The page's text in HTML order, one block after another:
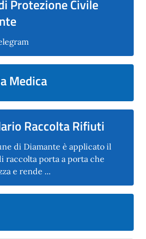
Protezione Civile
Medica
Raccolta Rifiuti
di Diamante è applicato il
raccolta porta a porta che
e rende ...